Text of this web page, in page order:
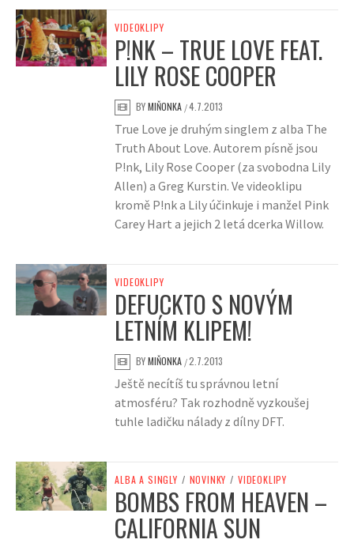
VIDEOKLIPY
P!NK – TRUE LOVE FEAT.
LILY ROSE COOPER
BYMIŇONKA /4.7.2013
True Love je druhým singlem z alba The
Truth About Love. Autorem písně jsou
P!nk, Lily Rose Cooper (za svobodna Lily
Allen) a Greg Kurstin. Ve videoklipu
kromě P!nk a Lily účinkuje i manžel Pink
Carey Hart a jejich 2 letá dcerka Willow.
VIDEOKLIPY
DEFUCKTO S NOVÝM
LETNÍM KLIPEM!
BYMIŇONKA /2.7.2013
Ještě necítíš tu správnou letní
atmosféru? Tak rozhodně vyzkoušej
tuhle ladičku nálady z dílny DFT.
ALBA A SINGLY / NOVINKY / VIDEOKLIPY
BOMBS FROM HEAVEN –
CALIFORNIA SUN